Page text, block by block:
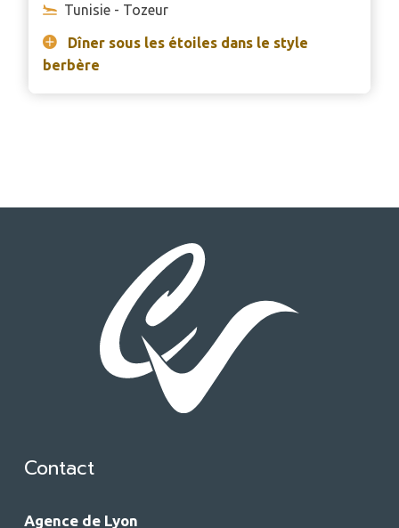
Tunisie - Tozeur
Dîner sous les étoiles dans le style
berbère
Contact
Agence de Lyon